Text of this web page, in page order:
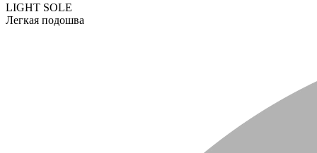
LIGHT SOLE
Легкая подошва